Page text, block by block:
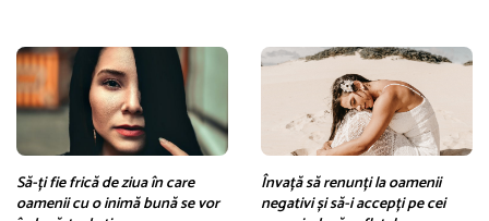
Să-ți fie frică de ziua în care
oamenii cu o inimă bună se vor
Învață să renunți la oamenii
negativi și să-i accepți pe cei